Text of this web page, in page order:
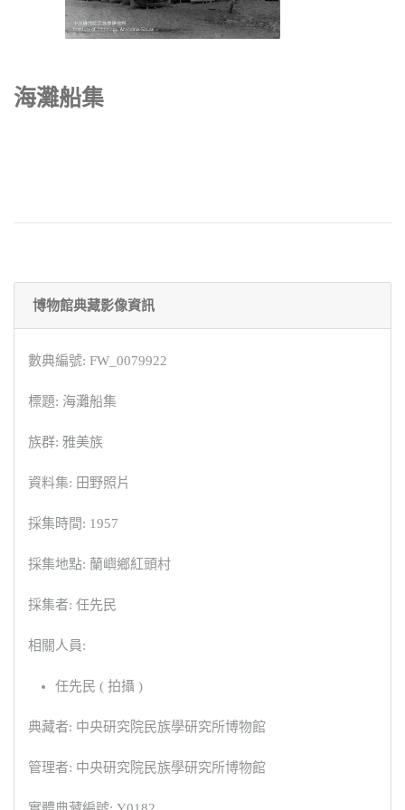
海灘船集
博物館典藏影像資訊
數典編號: FW_0079922
標題: 海灘船集
族群: 雅美族
資料集: 田野照片
採集時間: 1957
採集地點: 蘭嶼鄉紅頭村
採集者: 任先民
相關人員:
任先民 ( 拍攝 )
典藏者: 中央研究院民族學研究所博物館
管理者: 中央研究院民族學研究所博物館